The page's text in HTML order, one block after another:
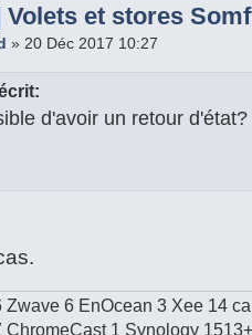
Volets et stores
» 20 Déc 2017 10:27
d'avoir un retour d'état?
Zwave 6 EnOcean 3 Xee 14
ChromeCast 1 Synology